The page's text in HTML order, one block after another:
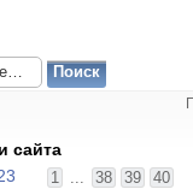
сайта
1 ... 38 39 40